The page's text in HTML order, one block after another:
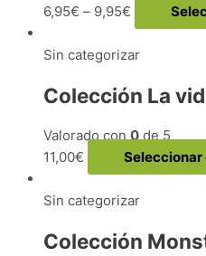
6,95€ – 9,95€
Sin categorizar
Colección La
Valorado con0de 5
11,00€ Seleccionar
Sin categorizar
Colección